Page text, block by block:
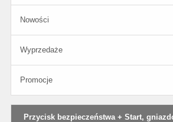
Nowości
Wyprzedaże
Promocje
Przycisk bezpieczeństwa + Start,